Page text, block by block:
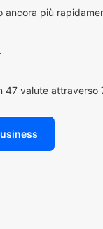
più
47 valute attraverso